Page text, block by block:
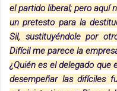
el partido liberal; pero aquí
un pretesto para la
Sil, sustituyéndole por
Difícil me parece la
¿Quién es el delegado que
desempeñar las difíciles